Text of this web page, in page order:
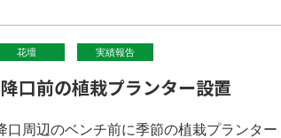
花壇 実績報告
口前の植栽プランター設置
口周辺のベンチ前に季節の植栽プランター